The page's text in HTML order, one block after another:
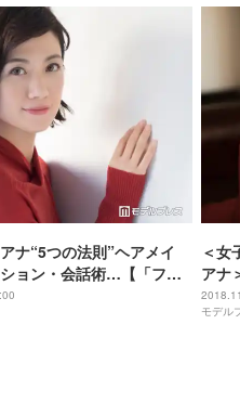
ナ“5つの法則”ヘアメイ
ョン・会話術…【「フジ
プレス」女性アナウンサ
＜女
アナ
が転
【「
モデル